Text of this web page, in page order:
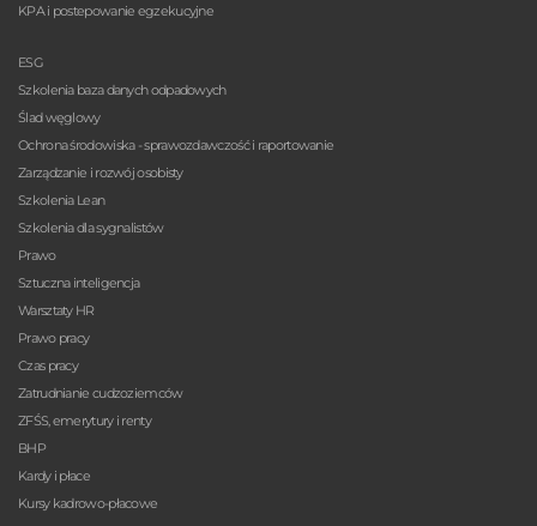
KPA i postepowanie egzekucyjne
ESG
Szkolenia baza danych odpadowych
Ślad węglowy
Ochrona środowiska - sprawozdawczość i raportowanie
Zarządzanie i rozwój osobisty
Szkolenia Lean
Szkolenia dla sygnalistów
Prawo
Sztuczna inteligencja
Warsztaty HR
Prawo pracy
Czas pracy
Zatrudnianie cudzoziemców
ZFŚS, emerytury i renty
BHP
Kardy i płace
Kursy kadrowo-płacowe